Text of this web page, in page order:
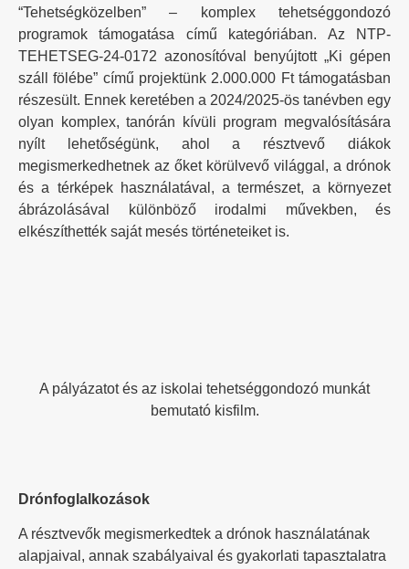
“Tehetségközelben” – komplex tehetséggondozó
programok támogatása című kategóriában. Az NTP-
TEHETSEG-24-0172 azonosítóval benyújtott „Ki gépen
száll fölébe” című projektünk 2.000.000 Ft támogatásban
részesült. Ennek keretében a 2024/2025-ös tanévben egy
olyan komplex, tanórán kívüli program megvalósítására
nyílt lehetőségünk, ahol a résztvevő diákok
megismerkedhetnek az őket körülvevő világgal, a drónok
és a térképek használatával, a természet, a környezet
ábrázolásával különböző irodalmi művekben, és
elkészíthették saját mesés történeteiket is.
A pályázatot és az iskolai tehetséggondozó munkát
bemutató kisfilm.
Drónfoglalkozások
A résztvevők megismerkedtek a drónok használatának
alapjaival, annak szabályaival és gyakorlati tapasztalatra